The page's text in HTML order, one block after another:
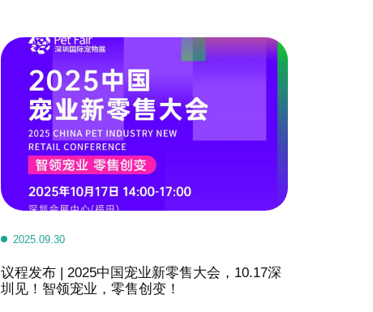
2025.09.30
议程发布 | 2025中国宠业新零售大会，10.17深
圳见！智领宠业，零售创变！